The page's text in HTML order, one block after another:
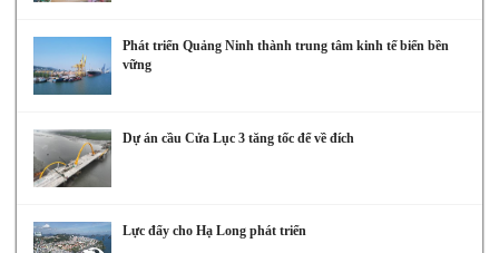
Phát triển Quảng Ninh thành trung tâm kinh tế biển bền
vững
Dự án cầu Cửa Lục 3 tăng tốc để về đích
Lực đẩy cho Hạ Long phát triển